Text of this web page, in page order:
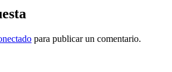
para publicar un comentario.